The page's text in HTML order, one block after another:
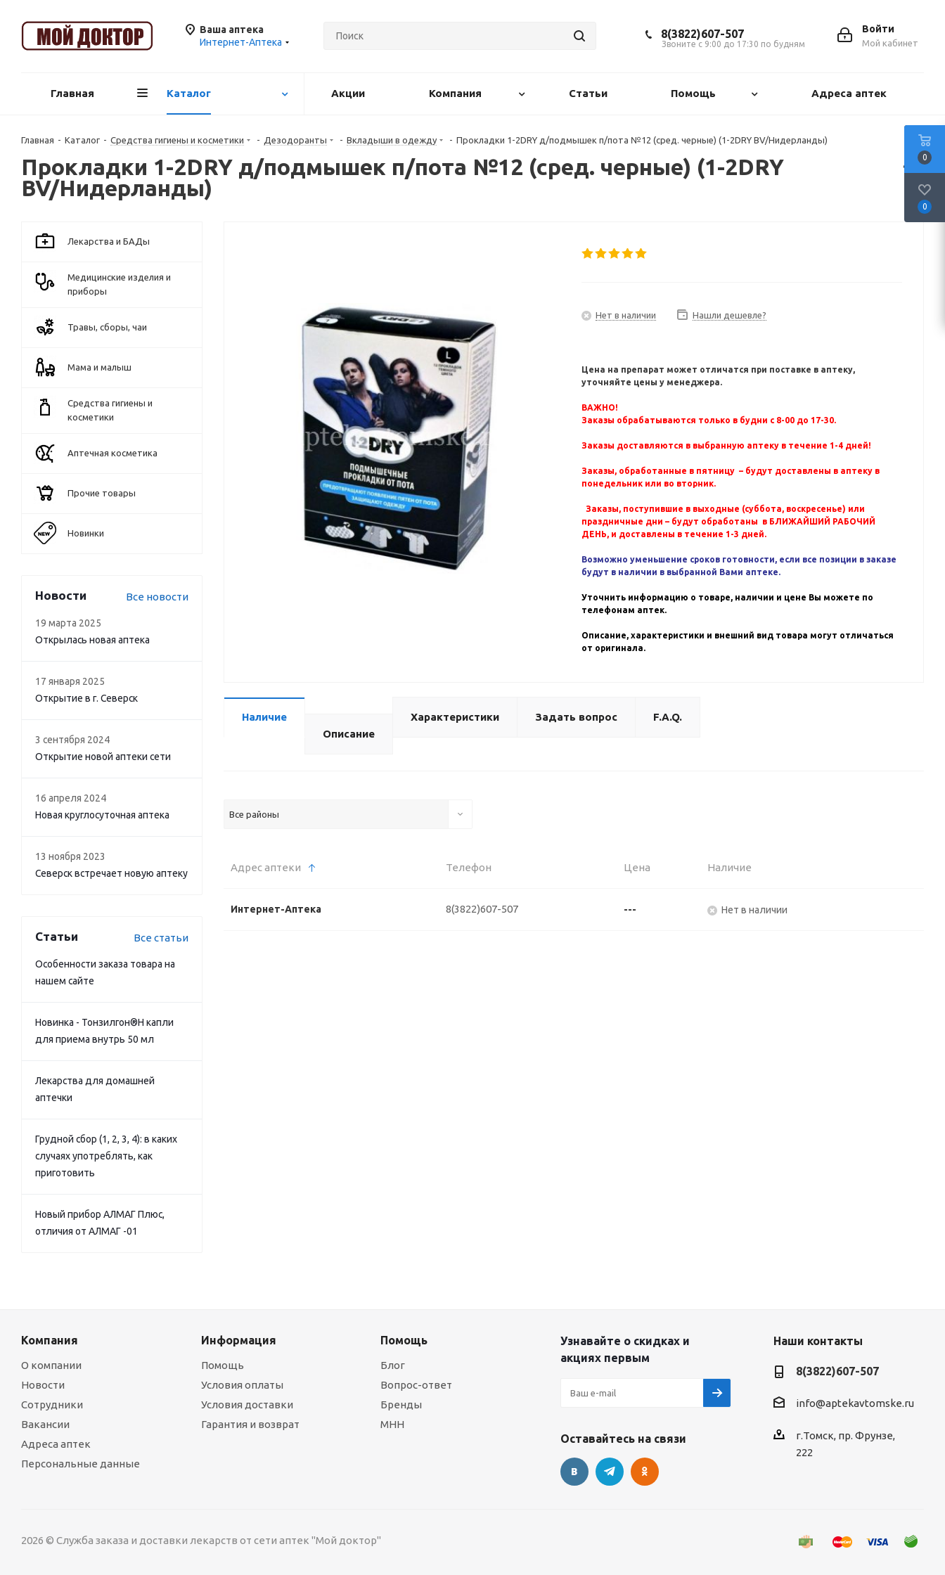
Ваша аптека
Интернет-Аптека
Войти
Мой кабинет
8(3822)607-507
Звоните с 9:00 до 17:30 по будням
Главная Каталог Акции Компания Статьи Помощь Адреса аптек
Главная - Каталог - Средства гигиены и косметики - Дезодоранты - Вкладыши в одежду - Прокладки 1-2DRY д/подмышек п/пота №12 (сред. черные) (1-2DRY BV/Нидерланды)
Прокладки 1-2DRY д/подмышек п/пота №12 (сред. черные) (1-2DRY
BV/Нидерланды)
Нет в наличии Нашли дешевле?
Цена на препарат может отличатся при поставке в аптеку,
уточняйте цены у менеджера.
ВАЖНО!
Заказы обрабатываются только в будни с 8-00 до 17-30.
Заказы доставляются в выбранную аптеку в течение 1-4 дней!
Заказы, обработанные в пятницу – будут доставлены в аптеку в
понедельник или во вторник.
Заказы, поступившие в выходные (суббота, воскресенье) или
праздничные дни – будут обработаны в БЛИЖАЙШИЙ РАБОЧИЙ
ДЕНЬ, и доставлены в течение 1-3 дней.
Возможно уменьшение сроков готовности, если все позиции в заказе
будут в наличии в выбранной Вами аптеке.
Уточнить информацию о товаре, наличии и цене Вы можете по
телефонам аптек.
Описание, характеристики и внешний вид товара могут отличаться
от оригинала.
Наличие
Описание
Характеристики Задать вопрос F.A.Q.
Все районы
Адрес аптеки Телефон Цена Наличие
Интернет-Аптека 8(3822)607-507 --- Нет в наличии
Лекарства и БАДы
Медицинские изделия и
приборы
Травы, сборы, чаи
Мама и малыш
Средства гигиены и
косметики
Аптечная косметика
Прочие товары
Новинки
Новости Все новости
19 марта 2025
Открылась новая аптека
17 января 2025
Открытие в г. Северск
3 сентября 2024
Открытие новой аптеки сети
16 апреля 2024
Новая круглосуточная аптека
13 ноября 2023
Северск встречает новую аптеку
Статьи Все статьи
Особенности заказа товара на
нашем сайте
Новинка - Тонзилгон®Н капли
для приема внутрь 50 мл
Лекарства для домашней
аптечки
Грудной сбор (1, 2, 3, 4): в каких
случаях употреблять, как
приготовить
Новый прибор АЛМАГ Плюс,
отличия от АЛМАГ -01
Компания
О компании
Новости
Сотрудники
Вакансии
Адреса аптек
Персональные данные
Информация
Помощь
Условия оплаты
Условия доставки
Гарантия и возврат
Помощь
Блог
Вопрос-ответ
Бренды
МНН
Узнавайте о скидках и
акциях первым
Оставайтесь на связи
Наши контакты
8(3822)607-507
info@aptekavtomske.ru
г.Томск, пр. Фрунзе,
222
2026 © Служба заказа и доставки лекарств от сети аптек "Мой доктор"
0
0